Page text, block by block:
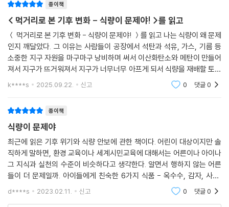
이 책은 식량 문제를 다루고 있지만 그 위기 상황을 지나치게 드러내 어린
이들을 겁먹게 하지는 않는다. 기후 변화의 심각성을 알았으니 이제부터
어떻게 살 거냐고 다그치지도 않는다. 어린이들에게 기후 변화에 대한 죄
책감을 심어 줄까 봐 경계하는 저자의 태도가 단호하다. 그 대신 오늘날 어
른들이 어떤 노력을 하고 있는지 알려 주면서 기후 변화를 막을 법을 만드
는 게 무엇보다 중요하다고 짚는다. 그럼 어린이는 기후 변화를 막기 위해
*초등 교과 연계
과학 3-1 동물의 한살이 3-2 동물의 생활 4-1 식물의 한살이 4-2 식물의
생활
5-2 생물과 환경 6-1 식물의 구조와 기능
사회 6-2 세계 여러 나라의 자연과 문화 6-2 통일 한국의 미래와 지구촌
의 평화
종이책
< 먹거리로 본 기후 변화 - 식량이 문제야! >를 읽고
＜ 먹거리로 본 기후 변화 - 식량이 문제야! ＞를 읽고 나는 식량이 왜 문제
인지 깨달았다. 그 이유는 사람들이 공장에서 석탄과 석유, 가스, 기름 등
소중한 지구 자원을 마구마구 낭비하며 써서 이산화탄소와 메탄이 만들어
져서 지구가 뜨거워져서 지구가 너무너무 아프게 되서 식량을 재배할 토양
과 환경이 안좋아져 식량의 품질이 나쁘게 되었다. 그래서 그것을 먹은 사
k****s 2025.09.22. 신고 0 댓글0
종이책
식량이 문제야
최근에 읽은 기후 위기와 식량 안보에 관한 책이다. 어린이 대상이지만 솔
직하게 말하면, 환경 교육이나 세계시민교육에 대해서는 어른이나 아이나
그 지식과 실천의 수준이 비슷하다고 생각한다. 알면서 행하지 않는 어른
들이 더 문제일까. 아이들에게 친숙한 6가지 식품 - 옥수수, 감자, 사과,
벌, 소, 생선 - 으로 우리의 기후가 어떻게 변화하고 있는지, 그리고 그것이
d****s 2023.02.11. 신고 0 댓글0